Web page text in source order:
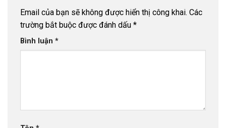
Email của bạn sẽ không được hiển thị công khai. Các
trường bắt buộc được đánh dấu *
Bình luận *